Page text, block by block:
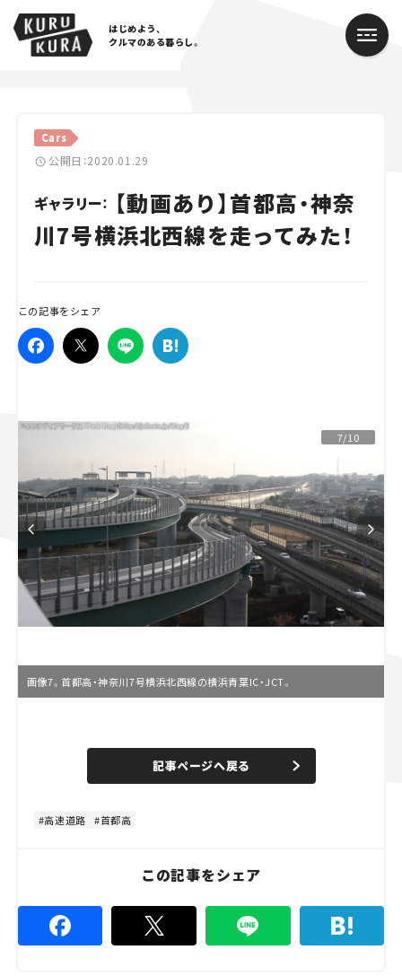
はじめよう、
クルマのある暮らし。
Cars
公開日：2020.01.29
ギャラリー： 【動画あり】首都高・神奈
川7号横浜北西線を走ってみた！
この記事をシェア
7/10
画像7。首都高・神奈川7号横浜北西線の横浜青葉IC・JCT。
n
e
d
%
記事ページへ戻る
高速道路 首都高
この記事をシェア
Cars
Lifestyle
Traffic
Series
Campaign
スズキ ジムニー｜Suzuki Jimny
マツダ ロードスター｜Mazda Roadster